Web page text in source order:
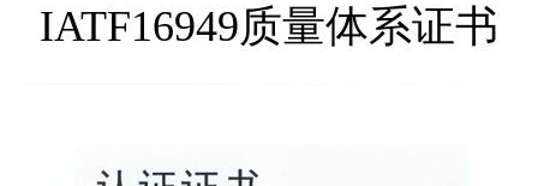
IATF16949质量体系证书